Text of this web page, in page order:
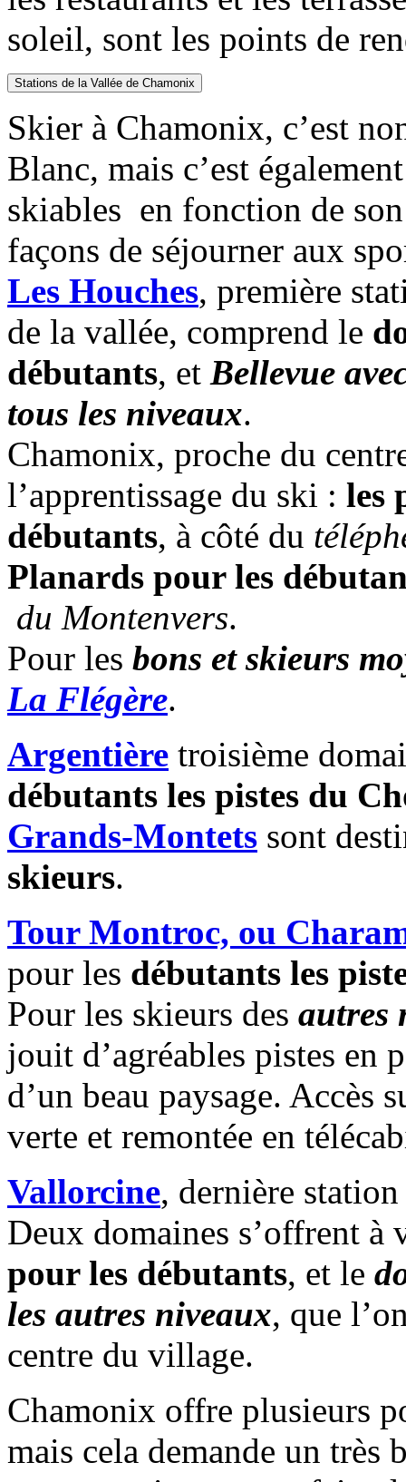
soleil, sont les points de
Stations de la Vallée de Chamonix
Skier à Chamonix, c’est
Blanc, mais c’est
skiables en fonction de
façons de séjourner aux
Les Houches, première
de la vallée, comprend le
débutants, et Bellevue
tous les niveaux.
Chamonix, proche du
l’apprentissage du ski : les
débutants, à côté du
Planards pour les
du Montenvers.
Pour les bons et skieurs
La Flégère.
Argentière troisième
débutants les pistes du
Grands-Montets sont
skieurs.
Tour Montroc, ou
pour les débutants les
Pour les skieurs des autres
jouit d’agréables pistes en
d’un beau paysage. Accès
verte et remontée en
Vallorcine, dernière
Deux domaines s’offrent à
pour les débutants, et le
les autres niveaux, que
centre du village.
Chamonix offre plusieurs
mais cela demande un